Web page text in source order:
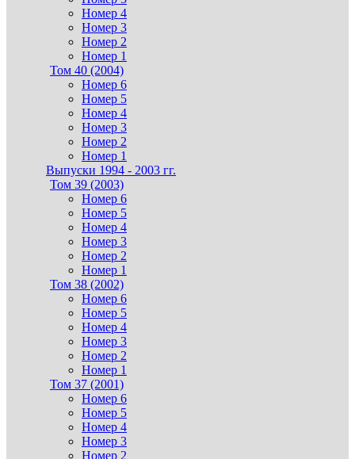
Номер 4
Номер 3
Номер 2
Номер 1
Том 40 (2004)
Номер 6
Номер 5
Номер 4
Номер 3
Номер 2
Номер 1
Выпуски 1994 - 2003 гг.
Том 39 (2003)
Номер 6
Номер 5
Номер 4
Номер 3
Номер 2
Номер 1
Том 38 (2002)
Номер 6
Номер 5
Номер 4
Номер 3
Номер 2
Номер 1
Том 37 (2001)
Номер 6
Номер 5
Номер 4
Номер 3
Номер 2